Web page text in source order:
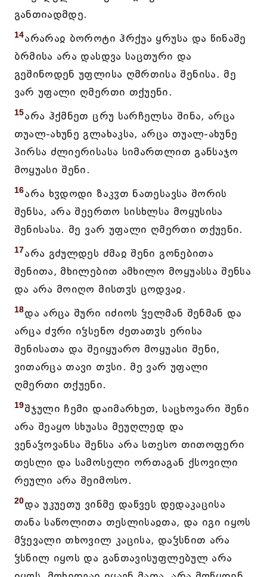
განთიადმდე.
14არარაჲ ბოროტი ჰრქუა ყრუსა და წინაშე
ბრმისა არა დასდვა საცთური და
გეშინოდენ უფლისა ღმრთისა შენისა. მე
ვარ უფალი ღმერთი თქუენი.
15არა ჰქმნეთ ცრუ სარჩელსა შინა, არცა
თუალ-ახუნე გლახაკსა, არცა თუალ-ახუნე
პირსა ძლიერისასა სიმართლით განსაჯო
მოყუასი შენი.
16არა ხჳდოდი ზაკჳთ ნათესავსა შორის
შენსა, არა შეერთო სისხლსა მოყუსისა
შენისასა. მე ვარ უფალი ღმერთი თქუენი.
17არა გძულდეს ძმაჲ შენი გონებითა
შენითა, მხილებით ამხილო მოყუასსა შენსა
და არა მოიღო მისთჳს ცოდვაჲ.
18და არცა შური იძიოს ჴელმან შენმან და
არცა ძჳრი იჴსენო ძეთათჳს ერისა
შენისათა და შეიყუარო მოყუასი შენი,
ვითარცა თავი თჳსი. მე ვარ უფალი
ღმერთი თქუენი.
19შჯული ჩემი დაიმარხეთ, საცხოვარი შენი
არა შეაყო სხუასა მეუღლედ და
ვენაჴოვანსა შენსა არა სთესო თითოფერი
თესლი და სამოსელი ორთაგან ქსოვილი
რეული არა შეიმოსო.
20და უკუეთუ ვინმე დაწვეს დედაკაცისა
თანა საწოლითა თესლისაჲთა, და იგი იყოს
მჴევალი თხოვილ კაცისა, დაჴსნით არა
ჴსნილ იყოს და განთავისუფლებულ არა